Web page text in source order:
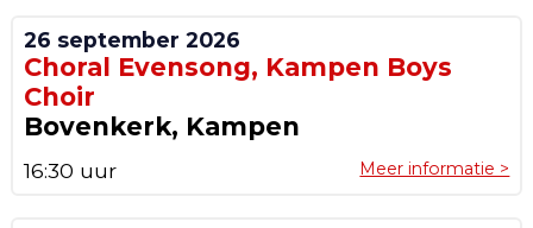
26 september 2026
Choral Evensong, Kampen Boys
Choir
Bovenkerk, Kampen
Meer informatie >
16:30 uur